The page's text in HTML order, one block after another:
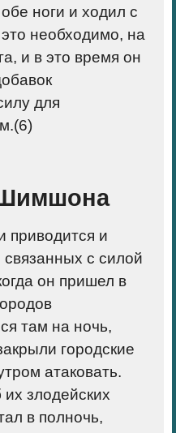
ноги и ходил с
необходимо, на
и в это время он
для
6)
и
связанных с силой
он пришел в
там на ночь,
городские
атаковать.
злодейских
в полночь,